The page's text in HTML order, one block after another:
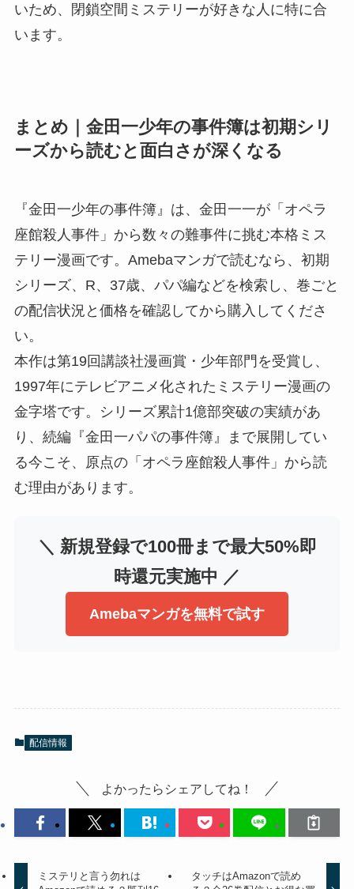
いため、閉鎖空間ミステリーが好きな人に特に合
います。
まとめ｜金田一少年の事件簿は初期シリ
ーズから読むと面白さが深くなる
『金田一少年の事件簿』は、金田一一が「オペラ
座館殺人事件」から数々の難事件に挑む本格ミス
テリー漫画です。Amebaマンガで読むなら、初期
シリーズ、R、37歳、パパ編などを検索し、巻ごと
の配信状況と価格を確認してから購入してくださ
い。
本作は第19回講談社漫画賞・少年部門を受賞し、
1997年にテレビアニメ化されたミステリー漫画の
金字塔です。シリーズ累計1億部突破の実績があ
り、続編『金田一パパの事件簿』まで展開してい
る今こそ、原点の「オペラ座館殺人事件」から読
む理由があります。
＼ 新規登録で100冊まで最大50%即
時還元実施中 ／
Amebaマンガを無料で試す
配信情報
よかったらシェアしてね！
ミステリと言う勿れは
タッチはAmazonで読め